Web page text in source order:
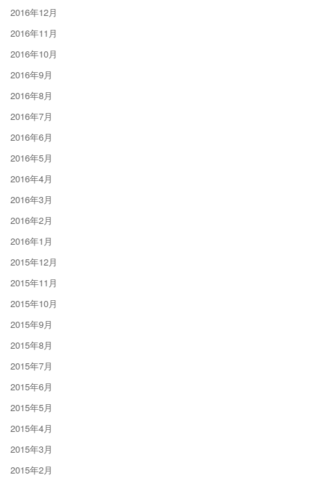
2016年12月
2016年11月
2016年10月
2016年9月
2016年8月
2016年7月
2016年6月
2016年5月
2016年4月
2016年3月
2016年2月
2016年1月
2015年12月
2015年11月
2015年10月
2015年9月
2015年8月
2015年7月
2015年6月
2015年5月
2015年4月
2015年3月
2015年2月